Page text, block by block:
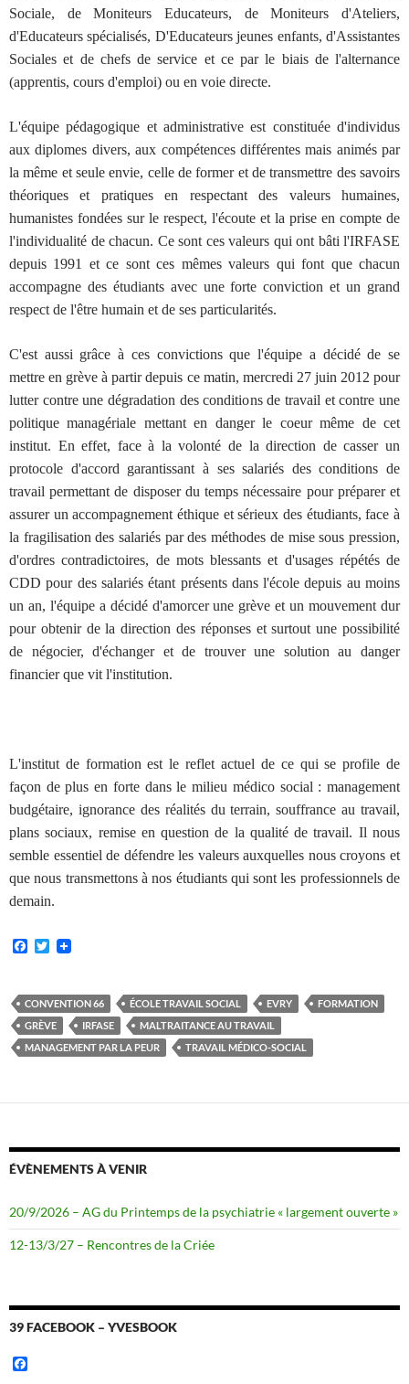
Sociale, de Moniteurs Educateurs, de Moniteurs d'Ateliers,
d'Educateurs spécialisés, D'Educateurs jeunes enfants, d'Assistantes
Sociales et de chefs de service et ce par le biais de l'alternance
(apprentis, cours d'emploi) ou en voie directe.
L'équipe pédagogique et administrative est constituée d'individus
aux diplomes divers, aux compétences différentes mais animés par
la même et seule envie, celle de former et de transmettre des savoirs
théoriques et pratiques en respectant des valeurs humaines,
humanistes fondées sur le respect, l'écoute et la prise en compte de
l'individualité de chacun. Ce sont ces valeurs qui ont bâti l'IRFASE
depuis 1991 et ce sont ces mêmes valeurs qui font que chacun
accompagne des étudiants avec une forte conviction et un grand
respect de l'être humain et de ses particularités.
C'est aussi grâce à ces convictions que l'équipe a décidé de se
mettre en grève à partir depuis ce matin, mercredi 27 juin 2012 pour
lutter contre une dégradation des conditions de travail et contre une
politique managériale mettant en danger le coeur même de cet
institut. En effet, face à la volonté de la direction de casser un
protocole d'accord garantissant à ses salariés des conditions de
travail permettant de disposer du temps nécessaire pour préparer et
assurer un accompagnement éthique et sérieux des étudiants, face à
la fragilisation des salariés par des méthodes de mise sous pression,
d'ordres contradictoires, de mots blessants et d'usages répétés de
CDD pour des salariés étant présents dans l'école depuis au moins
un an, l'équipe a décidé d'amorcer une grève et un mouvement dur
pour obtenir de la direction des réponses et surtout une possibilité
de négocier, d'échanger et de trouver une solution au danger
financier que vit l'institution.
L'institut de formation est le reflet actuel de ce qui se profile de
façon de plus en forte dans le milieu médico social : management
budgétaire, ignorance des réalités du terrain, souffrance au travail,
plans sociaux, remise en question de la qualité de travail. Il nous
semble essentiel de défendre les valeurs auxquelles nous croyons et
que nous transmettons à nos étudiants qui sont les professionnels de
demain.
F
b
o
o
k
T
t
e
r
CONVENTION 66 ÉCOLE TRAVAIL SOCIAL EVRY
FORMATION
GRÈVE
IRFASE
MALTRAITANCE AU TRAVAIL
MANAGEMENT PAR LA PEUR
TRAVAIL MÉDICO-SOCIAL
ÉVÈNEMENTS À VENIR
20/9/2026 – AG du Printemps de la psychiatrie « largement ouverte »
12-13/3/27 – Rencontres de la Criée
39 FACEBOOK – YVESBOOK